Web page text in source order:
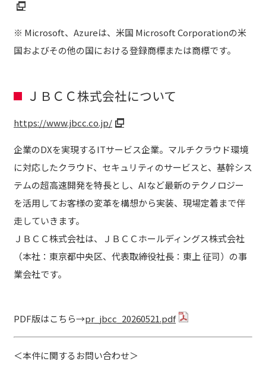
※ Microsoft、Azureは、米国 Microsoft Corporationの米
国およびその他の国における登録商標または商標です。
ＪＢＣＣ株式会社について
https://www.jbcc.co.jp/
企業のDXを実現するITサービス企業。マルチクラウド環境
に対応したクラウド、セキュリティのサービスと、基幹シス
テムの超高速開発を特長とし、AIなど最新のテクノロジー
を活用してお客様の変革を構想から実装、現場定着まで伴
走していきます。
ＪＢＣＣ株式会社は、ＪＢＣＣホールディングス株式会社
（本社：東京都中央区、代表取締役社長：東上 征司）の事
業会社です。
PDF版はこちら→pr_jbcc_20260521.pdf
＜本件に関するお問い合わせ＞